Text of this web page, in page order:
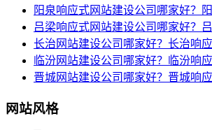
阳泉响应式网站建设公司哪家好？
吕梁响应式网站建设公司哪家好？
长治网站建设公司哪家好？长治响
临汾网站建设公司哪家好？临汾响
晋城网站建设公司哪家好？晋城响
网站风格